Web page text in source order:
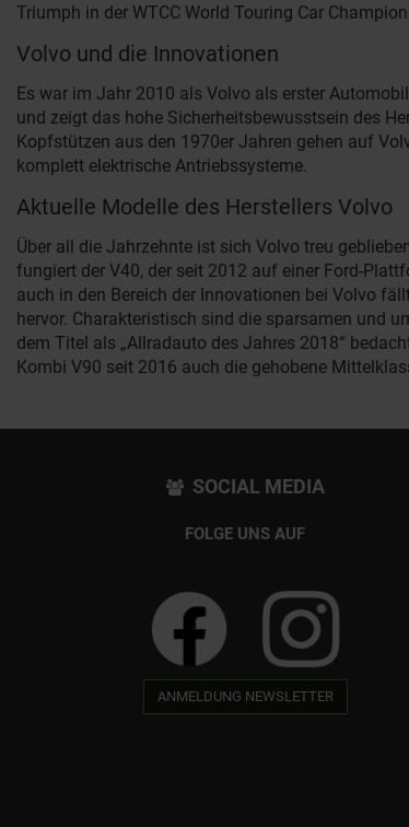
Triumph in der WTCC World Touring Car
Volvo und die Innovationen
Es war im Jahr 2010 als Volvo als erster
und zeigt das hohe Sicherheitsbewusstsein des
Kopfstützen aus den 1970er Jahren gehen auf
komplett elektrische Antriebssysteme.
Aktuelle Modelle des Herstellers Volvo
Über all die Jahrzehnte ist sich Volvo treu
fungiert der V40, der seit 2012 auf einer Ford-
auch in den Bereich der Innovationen bei Volvo
hervor. Charakteristisch sind die sparsamen und
dem Titel als „Allradauto des Jahres 2018“
Kombi V90 seit 2016 auch die gehobene
SOCIAL MEDIA
FOLGE UNS AUF
ANMELDUNG NEWSLETTER